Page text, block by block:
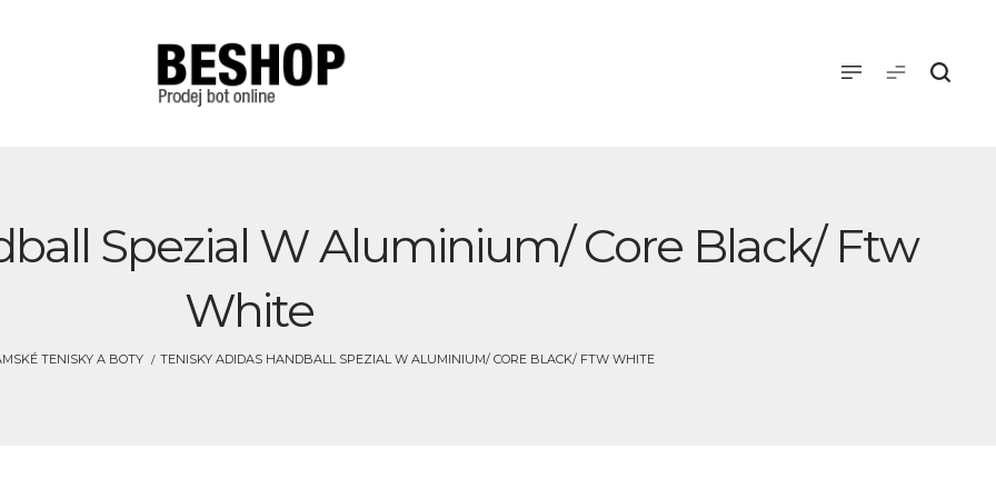
Spezial W Aluminium/ Core Black/ Ftw
White
TENISKY A BOTY TENISKY ADIDAS HANDBALL SPEZIAL W ALUMINIUM/ CORE BLACK/ FTW WHITE